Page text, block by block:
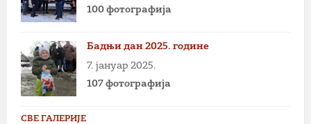
100 фотографија
Бадњи дан 2025. године
7. јануар 2025.
107 фотографија
СВЕ ГАЛЕРИЈЕ